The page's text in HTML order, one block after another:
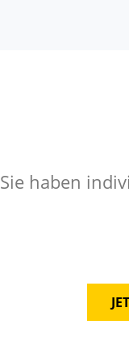
Sie haben